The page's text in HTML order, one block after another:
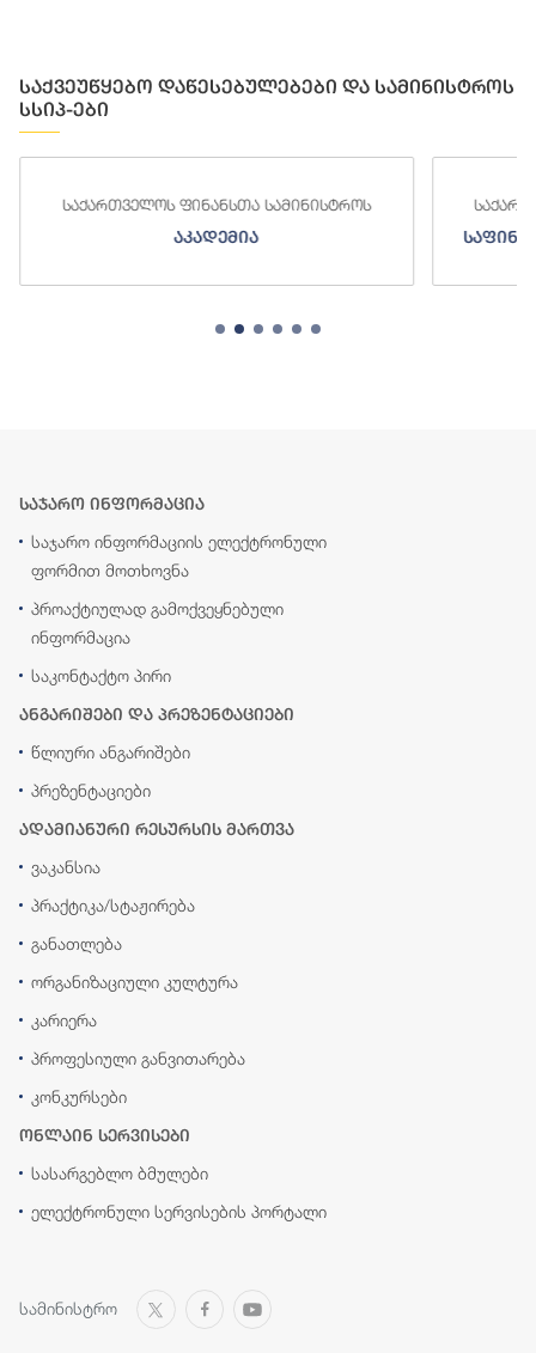
საქვეუწყებო დაწესებულებები და სამინისტროს
სსიპ-ები
ფინანსთა სამინისტროს
საქართველოს
საფინანსო-
საჯარო ინფორმაცია
საჯარო ინფორმაციის ელექტრონული
ფორმით მოთხოვნა
პროაქტიულად გამოქვეყნებული
ინფორმაცია
საკონტაქტო პირი
ანგარიშები და პრეზენტაციები
წლიური ანგარიშები
პრეზენტაციები
ადამიანური რესურსის მართვა
ვაკანსია
პრაქტიკა/სტაჟირება
განათლება
ორგანიზაციული კულტურა
კარიერა
პროფესიული განვითარება
კონკურსები
ონლაინ სერვისები
სასარგებლო ბმულები
ელექტრონული სერვისების პორტალი
სამინისტრო